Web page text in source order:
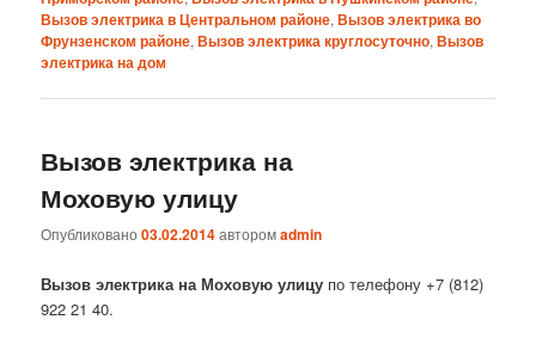
Вызов электрика в Центральном районе,Вызов электрика во
Фрунзенском районе,Вызов электрика круглосуточно,Вызов
электрика на дом
Вызов электрика на
Моховую улицу
Опубликовано03.02.2014авторомadmin
Вызов электрика на Моховую улицу по телефону +7 (812)
922 21 40.